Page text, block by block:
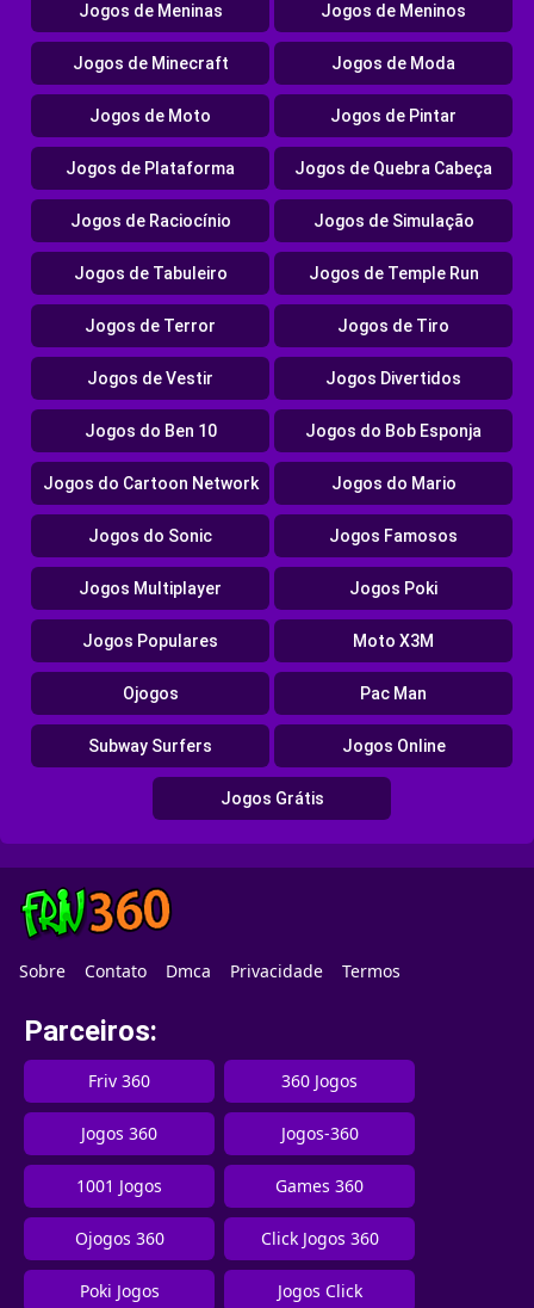
Jogos de Meninas Jogos de Meninos
Jogos de Minecraft Jogos de Moda
Jogos de Moto Jogos de Pintar
Jogos de Plataforma Jogos de Quebra Cabeça
Jogos de Raciocínio Jogos de Simulação
Jogos de Tabuleiro Jogos de Temple Run
Jogos de Terror Jogos de Tiro
Jogos de Vestir Jogos Divertidos
Jogos do Ben 10 Jogos do Bob Esponja
Jogos do Cartoon Network Jogos do Mario
Jogos do Sonic Jogos Famosos
Jogos Multiplayer Jogos Poki
Jogos Populares Moto X3M
Ojogos Pac Man
Subway Surfers Jogos Online
Jogos Grátis
Sobre Contato Dmca Privacidade Termos
Parceiros:
Friv 360 360 Jogos
Jogos 360 Jogos-360
1001 Jogos Games 360
Ojogos 360 Click Jogos 360
Poki Jogos Jogos Click